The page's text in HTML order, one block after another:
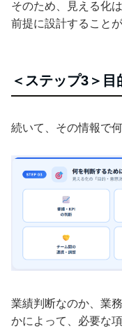
そのため、見える化
前提に設計すること
＜ステップ3＞目
続いて、その情報で
業績判断なのか、業
かによって、必要な